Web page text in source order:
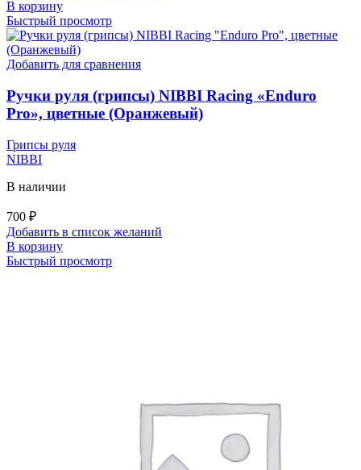
В корзину
Быстрый просмотр
Добавить для сравнения
Ручки руля (грипсы) NIBBI Racing «Enduro
Pro», цветные (Оранжевый)
Грипсы руля
NIBBI
В наличии
700 ₽
Добавить в список желаний
В корзину
Быстрый просмотр